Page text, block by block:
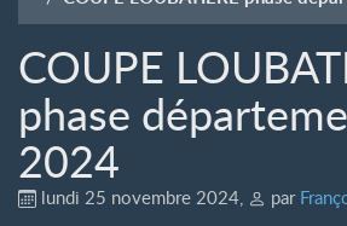
COUPE
phase
2024
lundi 25 novembre 2024, par